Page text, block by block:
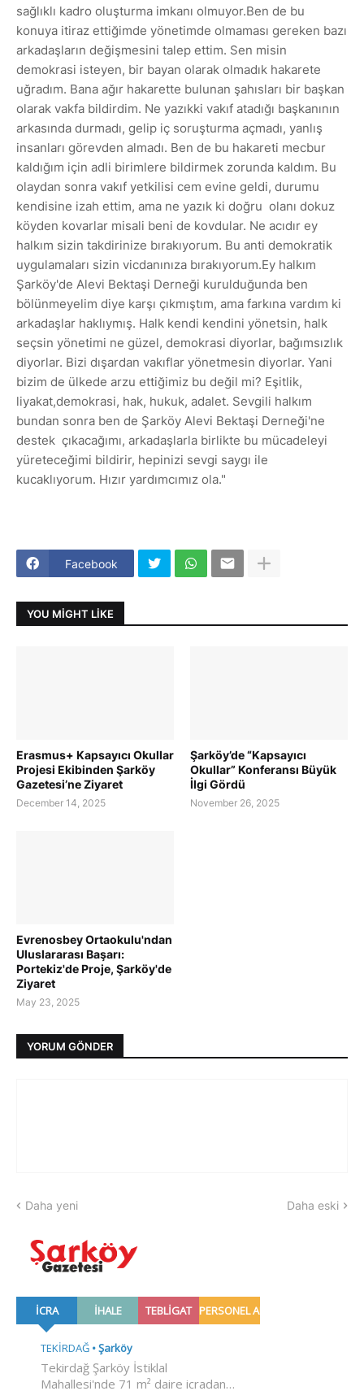
sağlıklı kadro oluşturma imkanı olmuyor.Ben de bu
konuya itiraz ettiğimde yönetimde olmaması gereken bazı
arkadaşların değişmesini talep ettim. Sen misin
demokrasi isteyen, bir bayan olarak olmadık hakarete
uğradım. Bana ağır hakarette bulunan şahısları bir başkan
olarak vakfa bildirdim. Ne yazıkki vakıf atadığı başkanının
arkasında durmadı, gelip iç soruşturma açmadı, yanlış
insanları görevden almadı. Ben de bu hakareti mecbur
kaldığım için adli birimlere bildirmek zorunda kaldım. Bu
olaydan sonra vakıf yetkilisi cem evine geldi, durumu
kendisine izah ettim, ama ne yazık ki doğru olanı dokuz
köyden kovarlar misali beni de kovdular. Ne acıdır ey
halkım sizin takdirinize bırakıyorum. Bu anti demokratik
uygulamaları sizin vicdanınıza bırakıyorum.Ey halkım
Şarköy'de Alevi Bektaşi Derneği kurulduğunda ben
bölünmeyelim diye karşı çıkmıştım, ama farkına vardım ki
arkadaşlar haklıymış. Halk kendi kendini yönetsin, halk
seçsin yönetimi ne güzel, demokrasi diyorlar, bağımsızlık
diyorlar. Bizi dışardan vakıflar yönetmesin diyorlar. Yani
bizim de ülkede arzu ettiğimiz bu değil mi? Eşitlik,
liyakat,demokrasi, hak, hukuk, adalet. Sevgili halkım
bundan sonra ben de Şarköy Alevi Bektaşi Derneği'ne
destek çıkacağımı, arkadaşlarla birlikte bu mücadeleyi
yüreteceğimi bildirir, hepinizi sevgi saygı ile
kucaklıyorum. Hızır yardımcımız ola."
Facebook
YOU MIGHT LIKE
Erasmus+ Kapsayıcı Okullar
Projesi Ekibinden Şarköy
Gazetesi’ne Ziyaret
December 14, 2025
Şarköy’de “Kapsayıcı
Okullar” Konferansı Büyük
İlgi Gördü
November 26, 2025
Evrenosbey Ortaokulu'ndan
Uluslararası Başarı:
Portekiz'de Proje, Şarköy'de
Ziyaret
May 23, 2025
YORUM GÖNDER
Daha yeni Daha eski